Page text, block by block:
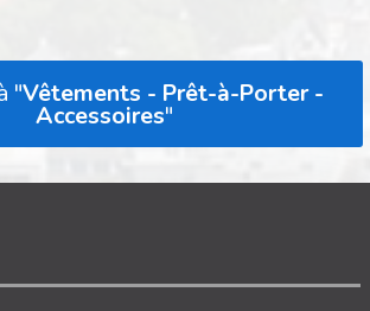
"Vêtements - Prêt-à-Porter -
Accessoires"